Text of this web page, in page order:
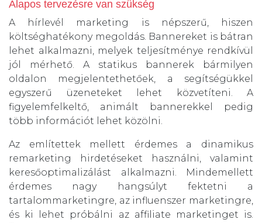
Alapos tervezésre van szükség
A hírlevél marketing is népszerű, hiszen
költséghatékony megoldás. Bannereket is bátran
lehet alkalmazni, melyek teljesítménye rendkívül
jól mérhető. A statikus bannerek bármilyen
oldalon megjelentethetőek, a segítségükkel
egyszerű üzeneteket lehet közvetíteni. A
figyelemfelkeltő, animált bannerekkel pedig
több információt lehet közölni.
Az említettek mellett érdemes a dinamikus
remarketing hirdetéseket használni, valamint
keresőoptimalizálást alkalmazni. Mindemellett
érdemes nagy hangsúlyt fektetni a
tartalommarketingre, az influenszer marketingre,
és ki lehet próbálni az affiliate marketinget is.